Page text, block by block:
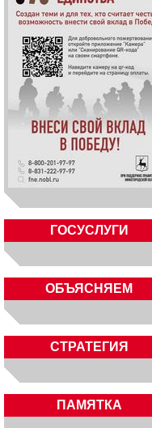
ГОСУСЛУГИ
ОБЪЯСНЯЕМ
СТРАТЕГИЯ
ПАМЯТКА